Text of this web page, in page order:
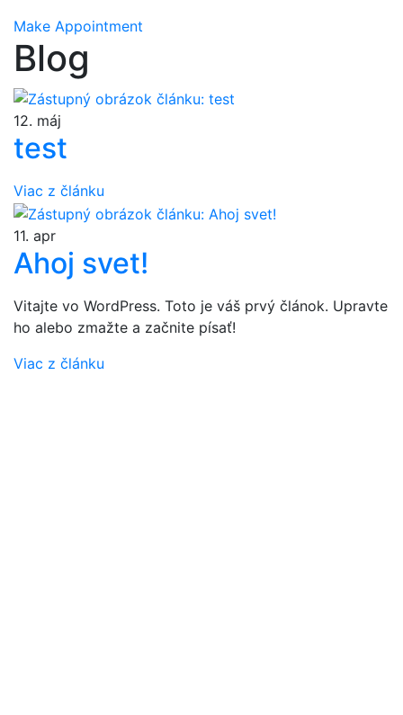
Make Appointment
Blog
12. máj
test
Viac z článku
11. apr
Ahoj svet!
Vitajte vo WordPress. Toto je váš prvý článok. Upravte
ho alebo zmažte a začnite písať!
Viac z článku